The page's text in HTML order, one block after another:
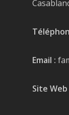
Email :
Site Web